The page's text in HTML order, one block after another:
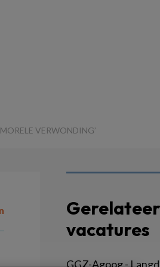
VERWONDING’
vacatures
GGZ-Agoog -